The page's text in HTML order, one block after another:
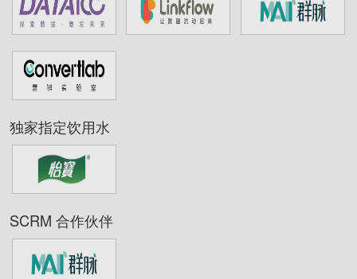
独家指定饮用水
SCRM 合作伙伴